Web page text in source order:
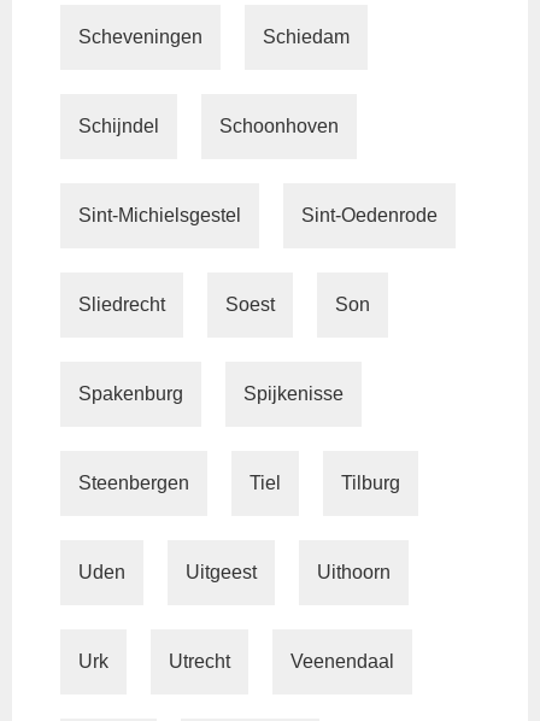
Scheveningen Schiedam
Schijndel Schoonhoven
Sint-Michielsgestel Sint-Oedenrode
Sliedrecht Soest Son
Spakenburg Spijkenisse
Steenbergen Tiel Tilburg
Uden Uitgeest Uithoorn
Urk Utrecht Veenendaal